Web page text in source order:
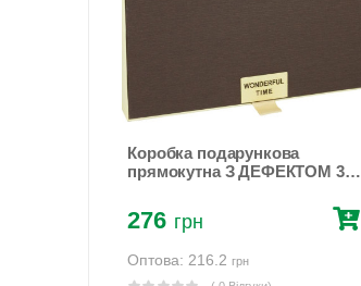
Коробка подарункова
прямокутна З ДЕФЕКТОМ 30 x
276 грн
Оптова: 216.2грн